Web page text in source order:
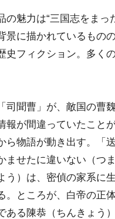
魅力は“三国志をまっ
景に描かれているもの
史フィクション。多く
聞曹」が、敵国の曹
報が間違っていたこと
ら物語が動き出す。「
ませたに違いない（つ
う）は、密偵の家系に
。ところが、白帝の正
ある陳恭（ちんきょう